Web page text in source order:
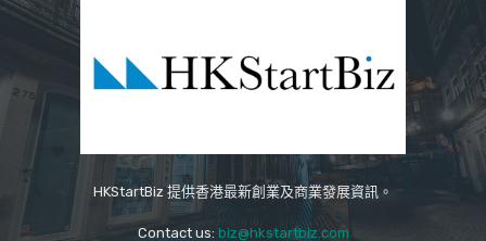
HKStartBiz 提供香港最新創業及商業發展資訊。
Contact us: biz@hkstartbiz.com